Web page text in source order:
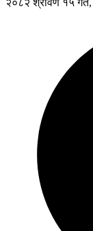
२०८२ श्रावण १५ गते,